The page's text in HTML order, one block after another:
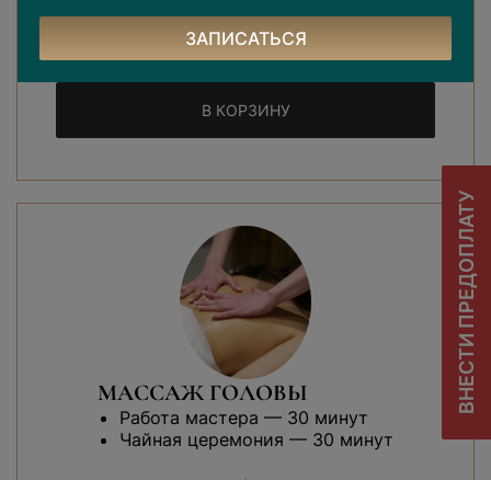
100 минут
7300 ₽
В КОРЗИНУ
МАССАЖ ГОЛОВЫ
Работа мастера — 30 минут
Чайная церемония — 30 минут
ЗАПИСАТЬСЯ
ВНЕСТИ ПРЕДОПЛАТУ